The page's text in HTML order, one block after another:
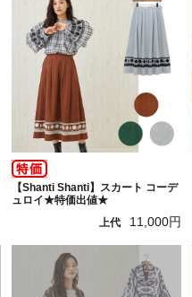
【Shanti Shanti】スカート コーデ
ュロイ★特価出値★
上代
11,000円